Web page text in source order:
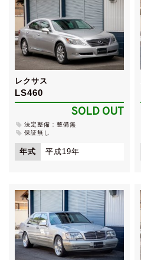
レクサス
LS460
SOLD OUT
法定整備：整備無
保証無し
年式 平成19年